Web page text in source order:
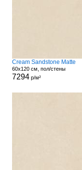
Cream Sandstone Matte
60x120 см, пол/стены
7294 р/м²